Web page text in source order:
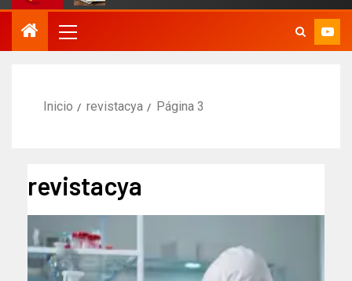
Inicio revistacya Página 3
revistacya